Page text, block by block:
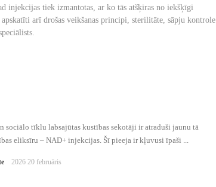
injekcijas tiek izmantotas, ar ko tās atšķiras no iekšķīgi
arī drošas veikšanas principi, sterilitāte, sāpju kontrole
sociālo tīklu labsajūtas kustības sekotāji ir atraduši jaunu tā
eliksīru – NAD+ injekcijas. Šī pieeja ir kļuvusi īpaši ...
2026 20 februāris